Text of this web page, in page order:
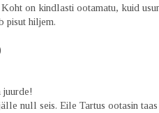
on kindlasti ootamatu, kuid
pisut hiljem.
null seis. Eile Tartus ootasin taas